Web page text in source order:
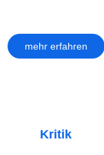
mehr erfahren
Kritik